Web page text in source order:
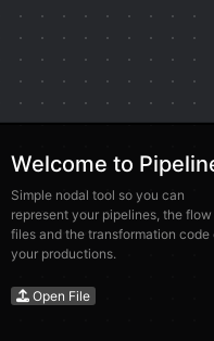
Welcome to
Simple nodal tool so you can
represent your pipelines, the
files and the transformation code
your productions.
Open File